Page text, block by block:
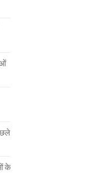
के